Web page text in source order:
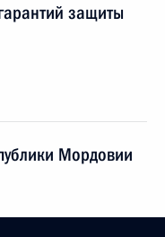
защиты
Мордовии